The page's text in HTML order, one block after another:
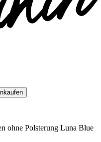
ohne Polsterung Luna Blue